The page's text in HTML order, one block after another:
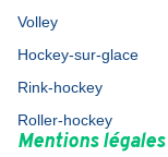
Volley
Hockey-sur-glace
Rink-hockey
Roller-hockey
Mentions légales